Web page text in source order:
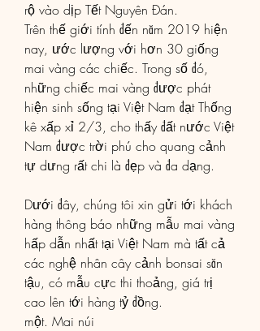
rộ vào dịp Tết Nguyên Đán.
Trên thế giới tính đến năm 2019 hiện
nay, ước lượng với hơn 30 giống
mai vàng các chiếc. Trong số đó,
những chiếc mai vàng được phát
hiện sinh sống tại Việt Nam đạt Thống
kê xấp xỉ 2/3, cho thấy đất nước Việt
Nam được trời phú cho quang cảnh
tự dưng rất chi là đẹp và đa dạng.
Dưới đây, chúng tôi xin gửi tới khách
hàng thông báo những mẫu mai vàng
hấp dẫn nhất tại Việt Nam mà tất cả
các nghệ nhân cây cảnh bonsai săn
tậu, có mẫu cực thi thoảng, giá trị
cao lên tới hàng tỷ đồng.
một. Mai núi